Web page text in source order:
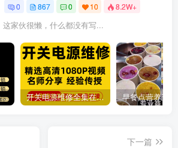
0 867 0 10 8.2W+
这家伙很懒，什么都没有写...
锁匠维修视频教程全套从入门到精通技巧培训学习在线自学课程 开关电源维修全集在线视频教程新手零基础课程教程从入门到精通
下一篇